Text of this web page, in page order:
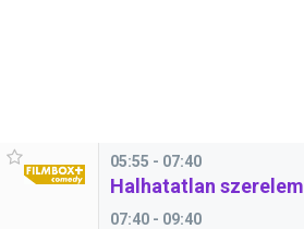
05:55 - 07:40
Halhatatlan szerelem
07:40 - 09:40